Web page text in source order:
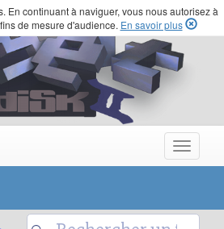
En continuant à naviguer, vous nous autorisez à
de mesure d'audience. En savoir plus
Toggle